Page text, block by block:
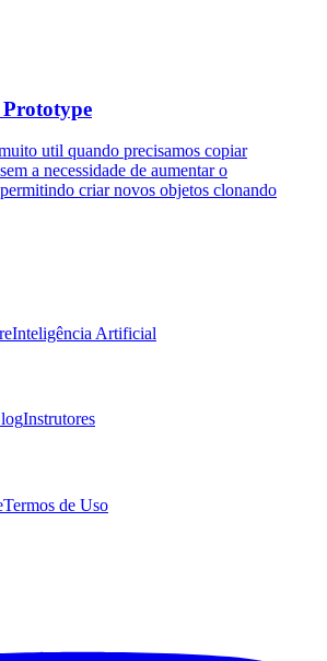
Prototype
util quando precisamos copiar
a necessidade de aumentar o
criar novos objetos clonando
Inteligência Artificial
Instrutores
Termos de Uso